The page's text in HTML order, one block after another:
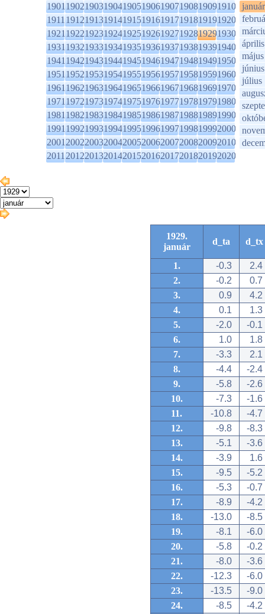
1901190219031904190519061907190819091910
1911191219131914191519161917191819191920
1921192219231924192519261927192819291930
1931193219331934193519361937193819391940
1941194219431944194519461947194819491950
1951195219531954195519561957195819591960
1961196219631964196519661967196819691970
1971197219731974197519761977197819791980
1981198219831984198519861987198819891990
1991199219931994199519961997199819992000
2001200220032004200520062007200820092010
2011201220132014201520162017201820192020
január
április
május
június
július
1929.
január
d_ta d_tx
1. -0.3
2.4
2.
-0.2
0.7
3.
0.9
4.2
4.
0.1
1.3
5.
-2.0
-0.1
6.
1.0
1.8
7.
-3.3
2.1
8.
-4.4
-2.4
9.
-5.8
-2.6
10.
-7.3
-1.6
11.
-10.8
-4.7
12.
-9.8
-8.3
13.
-5.1
-3.6
14.
-3.9
1.6
15.
-9.5
-5.2
16.
-5.3
-0.7
17.
-8.9
-4.2
18.
-13.0
-8.5
19.
-8.1
-6.0
20.
-5.8
-0.2
21.
-8.0
-3.6
22.
-12.3
-6.0
23.
-13.5
-9.0
24.
-8.5
-4.2